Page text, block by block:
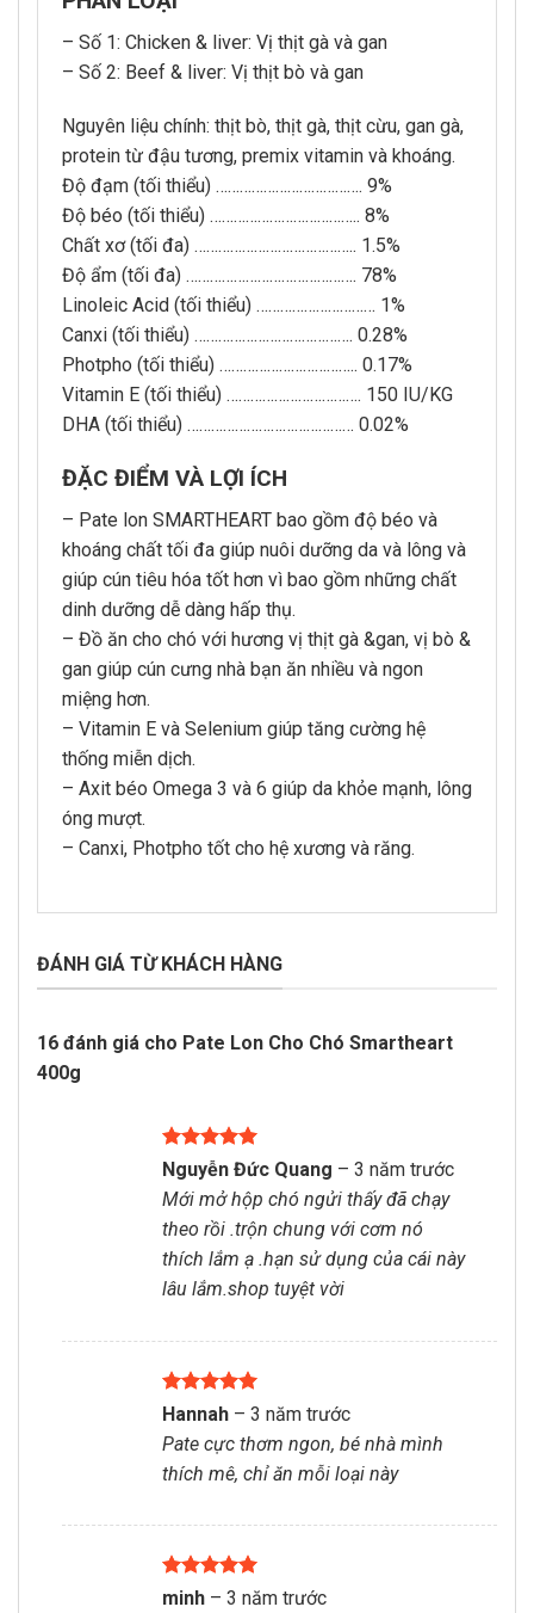
– Số 1: Chicken & liver: Vị thịt gà và gan
– Số 2: Beef & liver: Vị thịt bò và gan
Nguyên liệu chính: thịt bò, thịt gà, thịt cừu, gan gà,
protein từ đậu tương, premix vitamin và khoáng.
Độ đạm (tối thiểu) ………………………………. 9%
Độ béo (tối thiểu) ……………………………….. 8%
Chất xơ (tối đa) ………………………………….. 1.5%
Độ ẩm (tối đa) ……………………………………. 78%
Linoleic Acid (tối thiểu) ………………………… 1%
Canxi (tối thiểu) …………………………………. 0.28%
Photpho (tối thiểu) …………………………….. 0.17%
Vitamin E (tối thiểu) ……………………………. 150 IU/KG
DHA (tối thiểu) …………………………………… 0.02%
ĐẶC ĐIỂM VÀ LỢI ÍCH
– Pate lon SMARTHEART bao gồm độ béo và
khoáng chất tối đa giúp nuôi dưỡng da và lông và
giúp cún tiêu hóa tốt hơn vì bao gồm những chất
dinh dưỡng dễ dàng hấp thụ.
– Đồ ăn cho chó với hương vị thịt gà &gan, vị bò &
gan giúp cún cưng nhà bạn ăn nhiều và ngon
miệng hơn.
– Vitamin E và Selenium giúp tăng cường hệ
thống miễn dịch.
– Axit béo Omega 3 và 6 giúp da khỏe mạnh, lông
óng mượt.
– Canxi, Photpho tốt cho hệ xương và răng.
ĐÁNH GIÁ TỪ KHÁCH HÀNG
16 đánh giá cho Pate Lon Cho Chó Smartheart
400g
Được xếp
hạng 5
sao
Nguyễn Đức Quang – 3 năm trước
Mới mở hộp chó ngửi thấy đã chạy
theo rồi .trộn chung với cơm nó
thích lắm ạ .hạn sử dụng của cái này
lâu lắm.shop tuyệt vời
Được xếp
hạng55
sao
Hannah – 3 năm trước
Pate cực thơm ngon, bé nhà mình
thích mê, chỉ ăn mỗi loại này
Được xếp
minh – 3 năm trước